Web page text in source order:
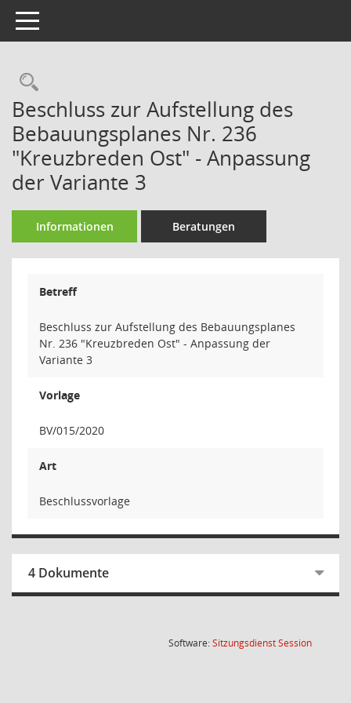
Toggle navigation
Rechercheauswahl
Beschluss zur Aufstellung des
Bebauungsplanes Nr. 236
"Kreuzbreden Ost" - Anpassung
der Variante 3
Informationen Beratungen
Betreff
Beschluss zur Aufstellung des Bebauungsplanes
Nr. 236 "Kreuzbreden Ost" - Anpassung der
Variante 3
Vorlage
BV/015/2020
Art
Beschlussvorlage
4 Dokumente
Software:SitzungsdienstSession(Wird in